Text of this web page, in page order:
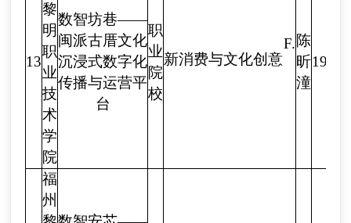
13
黎
明
职
业
技
术
学
院
数智坊巷——
闽派古厝文化
沉浸式数字化
传播与运营平
台
职
业
院
校
F.
新消费与文化创意
陈
昕
潼
福
州